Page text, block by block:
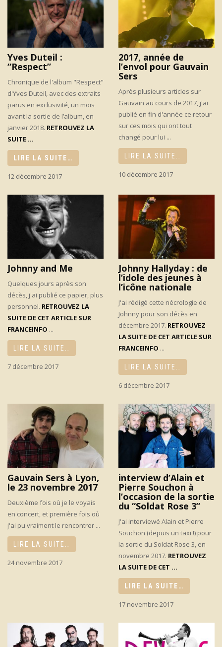
Yves Duteil :
“Respect”
Chronique de l'album "Respect"
d'Yves Duteil, avec des extraits
parus en exclusivité, un mois
avant la sortie de l’album, en
janvier 2018. RETROUVEZ LA
SUITE ...
LIRE LA SUITE…
12 décembre 2017
2017, année de
l’envol pour Gauvain
Sers
Après plusieurs articles sur
Gauvain au cours de 2017, j'ai
publié en fin d'année ce retour
sur ces mois qui ont tout
changé pour lui ...
LIRE LA SUITE…
10 décembre 2017
Johnny and Me
Quelques jours après son
décès, j'ai publié ce papier, plus
personnel. RETROUVEZ LA
SUITE DE CET ARTICLE SUR
FRANCEINFO ...
LIRE LA SUITE…
7 décembre 2017
Johnny Hallyday : de
l’idole des jeunes à
l’icône nationale
J'ai rédigé cette nécrologie de
Johnny pour son décès en
décembre 2017. RETROUVEZ
LA SUITE DE CET ARTICLE SUR
FRANCEINFO ...
LIRE LA SUITE…
6 décembre 2017
Gauvain Sers à Lyon,
le 23 novembre 2017
Deuxième fois où je le voyais
en concert, et première fois où
j'ai pu vraiment le rencontrer ...
LIRE LA SUITE…
24 novembre 2017
interview d’Alain et
Pierre Souchon à
l’occasion de la sortie
du “Soldat Rose 3”
J'ai interviewé Alain et Pierre
Souchon (depuis un taxi !) pour
la sortie du Soldat Rose 3, en
novembre 2017. RETROUVEZ
LA SUITE DE CET ...
LIRE LA SUITE…
17 novembre 2017